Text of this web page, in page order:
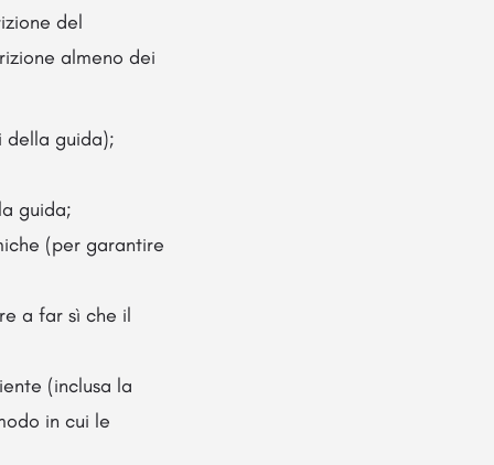
del
almeno dei
della guida);
guida;
(per garantire
a far sì che il
(inclusa la
in cui le